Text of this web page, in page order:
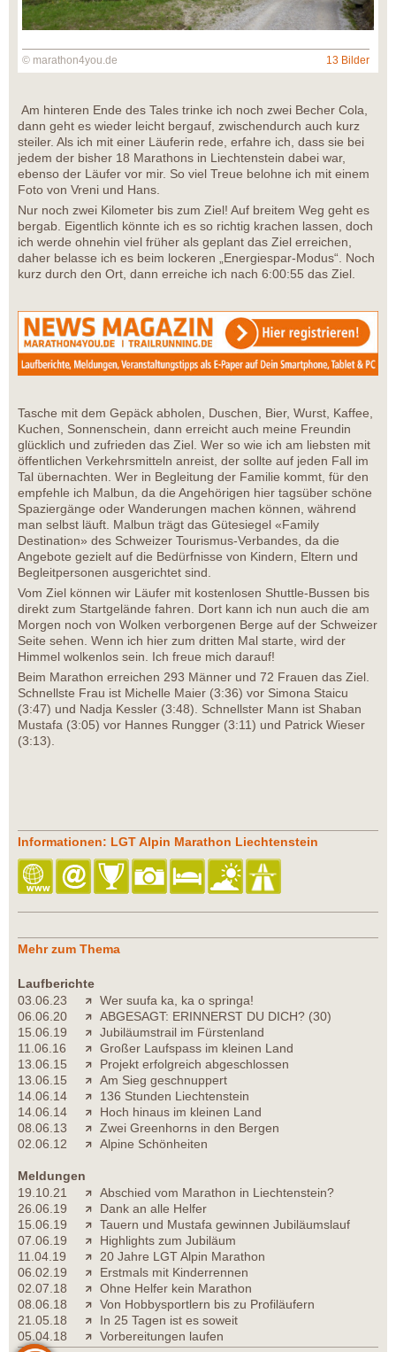
© marathon4you.de 13 Bilder
Am hinteren Ende des Tales trinke ich noch zwei Becher Cola,
dann geht es wieder leicht bergauf, zwischendurch auch kurz
steiler. Als ich mit einer Läuferin rede, erfahre ich, dass sie bei
jedem der bisher 18 Marathons in Liechtenstein dabei war,
ebenso der Läufer vor mir. So viel Treue belohne ich mit einem
Foto von Vreni und Hans.
Nur noch zwei Kilometer bis zum Ziel! Auf breitem Weg geht es
bergab. Eigentlich könnte ich es so richtig krachen lassen, doch
ich werde ohnehin viel früher als geplant das Ziel erreichen,
daher belasse ich es beim lockeren „Energiespar-Modus“. Noch
kurz durch den Ort, dann erreiche ich nach 6:00:55 das Ziel.
Tasche mit dem Gepäck abholen, Duschen, Bier, Wurst, Kaffee,
Kuchen, Sonnenschein, dann erreicht auch meine Freundin
glücklich und zufrieden das Ziel. Wer so wie ich am liebsten mit
öffentlichen Verkehrsmitteln anreist, der sollte auf jeden Fall im
Tal übernachten. Wer in Begleitung der Familie kommt, für den
empfehle ich Malbun, da die Angehörigen hier tagsüber schöne
Spaziergänge oder Wanderungen machen können, während
man selbst läuft. Malbun trägt das Gütesiegel «Family
Destination» des Schweizer Tourismus-Verbandes, da die
Angebote gezielt auf die Bedürfnisse von Kindern, Eltern und
Begleitpersonen ausgerichtet sind.
Vom Ziel können wir Läufer mit kostenlosen Shuttle-Bussen bis
direkt zum Startgelände fahren. Dort kann ich nun auch die am
Morgen noch von Wolken verborgenen Berge auf der Schweizer
Seite sehen. Wenn ich hier zum dritten Mal starte, wird der
Himmel wolkenlos sein. Ich freue mich darauf!
Beim Marathon erreichen 293 Männer und 72 Frauen das Ziel.
Schnellste Frau ist Michelle Maier (3:36) vor Simona Staicu
(3:47) und Nadja Kessler (3:48). Schnellster Mann ist Shaban
Mustafa (3:05) vor Hannes Rungger (3:11) und Patrick Wieser
(3:13).
Informationen: LGT Alpin Marathon Liechtenstein
Mehr zum Thema
Laufberichte
03.06.23
Wer suufa ka, ka o springa!
06.06.20
ABGESAGT: ERINNERST DU DICH? (30)
15.06.19
Jubiläumstrail im Fürstenland
11.06.16
Großer Laufspass im kleinen Land
13.06.15
Projekt erfolgreich abgeschlossen
13.06.15
Am Sieg geschnuppert
14.06.14
136 Stunden Liechtenstein
14.06.14
Hoch hinaus im kleinen Land
08.06.13
Zwei Greenhorns in den Bergen
02.06.12
Alpine Schönheiten
Meldungen
19.10.21
Abschied vom Marathon in Liechtenstein?
26.06.19
Dank an alle Helfer
15.06.19
Tauern und Mustafa gewinnen Jubiläumslauf
07.06.19
Highlights zum Jubiläum
11.04.19
20 Jahre LGT Alpin Marathon
06.02.19
Erstmals mit Kinderrennen
02.07.18
Ohne Helfer kein Marathon
08.06.18
Von Hobbysportlern bis zu Profiläufern
21.05.18
In 25 Tagen ist es soweit
05.04.18
Vorbereitungen laufen